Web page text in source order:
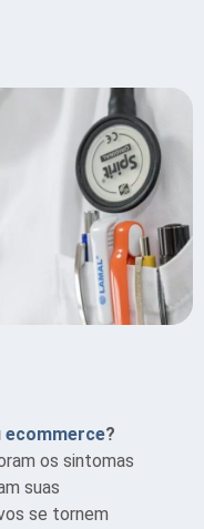
ecommerce?
os sintomas
suas
se tornem